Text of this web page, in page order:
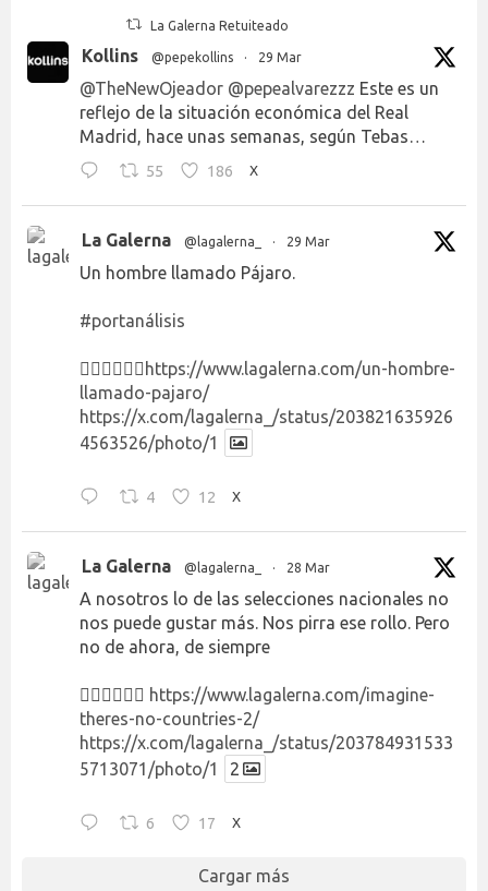
La Galerna Retuiteado
Kollins @pepekollins · 29 Mar
@TheNewOjeador @pepealvarezzz Este es un
reflejo de la situación económica del Real
Madrid, hace unas semanas, según Tebas…
55 186 X
La Galerna @lagalerna_ · 29 Mar
Un hombre llamado Pájaro.
#portanálisis
👉🏻👉🏻👉🏻 https://www.lagalerna.com/un-hombre-
llamado-pajaro/
https://x.com/lagalerna_/status/203821635926
4563526/photo/1
4 12 X
La Galerna @lagalerna_ · 28 Mar
A nosotros lo de las selecciones nacionales no
nos puede gustar más. Nos pirra ese rollo. Pero
no de ahora, de siempre
👉🏻👉🏻👉🏻 https://www.lagalerna.com/imagine-
theres-no-countries-2/
https://x.com/lagalerna_/status/203784931533
5713071/photo/1
2
6 17 X
Cargar más